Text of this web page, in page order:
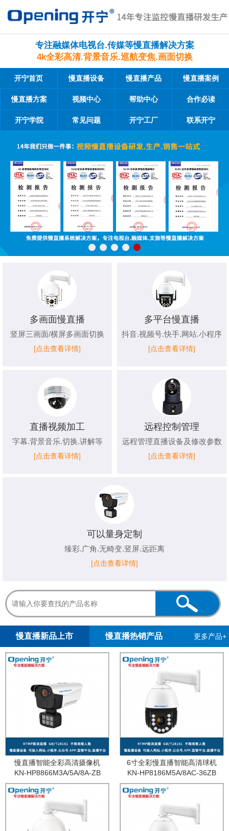
专注融媒体电视台.传媒等慢直播解决方案
4k全彩高清.背景音乐.巡航变焦.画面切换
开宁首页 慢直播设备 慢直播产品 慢直播案例
慢直播方案 视频中心 帮助中心 合作必读
开宁学院 常见问题 开宁工厂 联系开宁
多画面慢直播
竖屏三画面/横屏多画面切换
[点击查看详情]
多平台慢直播
抖音.视频号.快手.网站.小程序
[点击查看详情]
直播视频加工
字幕.背景音乐.切换.讲解等
[点击查看详情]
远程控制管理
远程管理直播设备及修改参数
[点击查看详情]
可以量身定制
臻彩.广角.无畸变.竖屏.远距离
[点击查看详情]
慢直播新品上市 慢直播热销产品 更多产品+
慢直播智能全彩高清摄像机
KN-HP8866M3A/5A/8A-ZB
6寸全彩慢直播智能高清球机
KN-HP8186M5A/8AC-36ZB